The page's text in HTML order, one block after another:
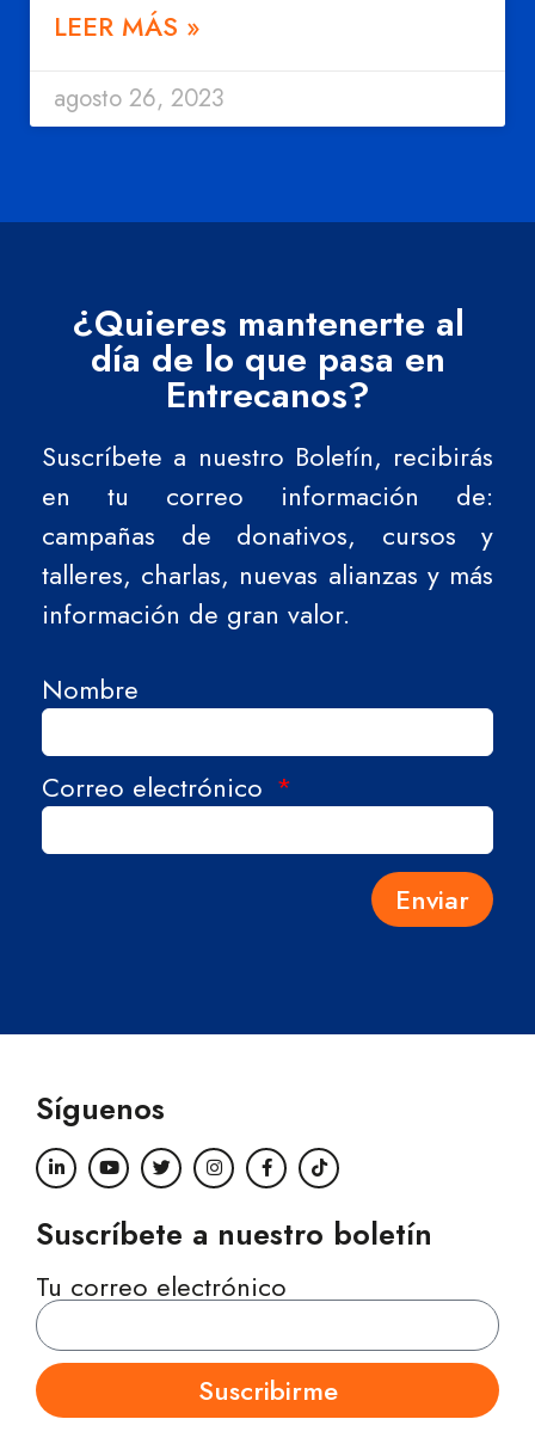
LEER MÁS »
agosto 26, 2023
¿Quieres mantenerte al
día de lo que pasa en
Entrecanos?
Suscríbete a nuestro Boletín, recibirás
en tu correo información de:
campañas de donativos, cursos y
talleres, charlas, nuevas alianzas y más
información de gran valor.
Nombre
Correo electrónico
Enviar
Síguenos
Suscríbete a nuestro boletín
Tu correo electrónico
Suscribirme